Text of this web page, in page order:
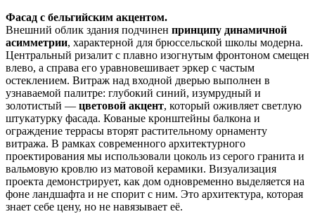
Фасад с бельгийским акцентом.
Внешний облик здания подчинен принципу динамичной
асимметрии, характерной для брюссельской школы модерна.
Центральный ризалит с плавно изогнутым фронтоном смещен
влево, а справа его уравновешивает эркер с частым
остеклением. Витраж над входной дверью выполнен в
узнаваемой палитре: глубокий синий, изумрудный и
золотистый — цветовой акцент, который оживляет светлую
штукатурку фасада. Кованые кронштейны балкона и
ограждение террасы вторят растительному орнаменту
витража. В рамках современного архитектурного
проектирования мы использовали цоколь из серого гранита и
вальмовую кровлю из матовой керамики. Визуализация
проекта демонстрирует, как дом одновременно выделяется на
фоне ландшафта и не спорит с ним. Это архитектура, которая
знает себе цену, но не навязывает её.